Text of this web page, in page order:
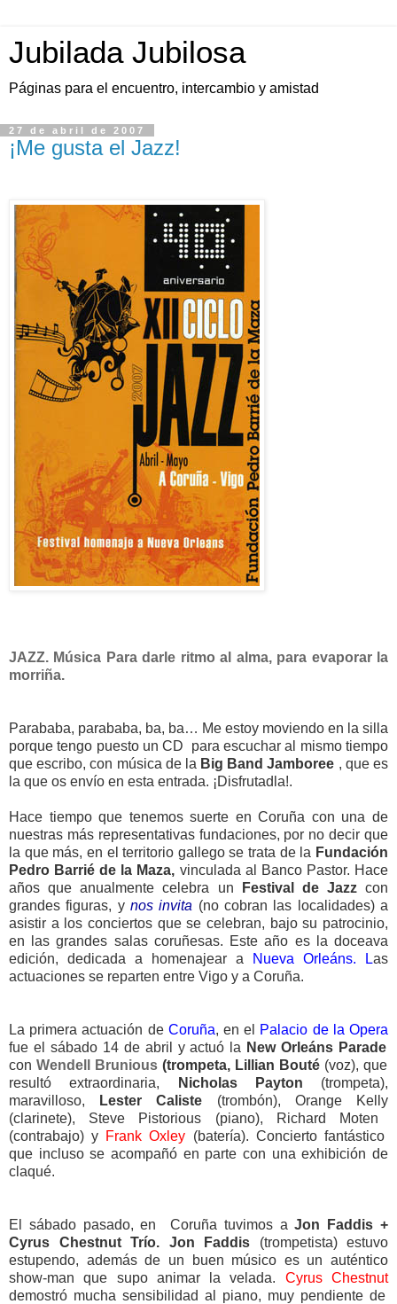
Jubilada Jubilosa
Páginas para el encuentro, intercambio y amistad
27 de abril de 2007
¡Me gusta el Jazz!
JAZZ. Música Para darle ritmo al alma, para evaporar la
morriña.
Parababa, parababa, ba, ba… Me estoy moviendo en la silla
porque tengo puesto un CD para escuchar al mismo tiempo
que escribo, con música de la Big Band Jamboree , que es
la que os envío en esta entrada. ¡Disfrutadla!.
Hace tiempo que tenemos suerte en Coruña con una de
nuestras más representativas fundaciones, por no decir que
la que más, en el territorio gallego se trata de la Fundación
Pedro Barrié de la Maza, vinculada al Banco Pastor. Hace
años que anualmente celebra un
Festival de Jazzcon
grandes figuras, y nos invita (no cobran las localidades) a
asistir a los conciertos que se celebran, bajo su patrocinio,
en las grandes salas coruñesas. Este año es la doceava
edición, dedicada a homenajear a
Nueva Orleáns. Las
actuaciones se reparten entre Vigo y a Coruña.
La primera actuación de Coruña, en el Palacio de la Opera
fue el sábado 14 de abril y actuó la New Orleáns Parade
con Wendell Brunious (trompeta, Lillian Bouté (voz), que
resultó extraordinaria,
Nicholas Payton (trompeta),
maravilloso,
Lester Caliste (trombón), Orange Kelly
(clarinete), Steve Pistorious (piano),
Richard Moten
(contrabajo) y Frank Oxley (batería). Concierto fantástico
que incluso se acompañó en parte con una exhibición de
claqué.
El sábado pasado, en Coruña tuvimos aJon Faddis +
Cyrus Chestnut Trío. Jon Faddis (trompetista) estuvo
estupendo, además de un buen músico es un auténtico
show-man que supo animar la velada. Cyrus Chestnut
demostró mucha sensibilidad al piano, muy pendiente de